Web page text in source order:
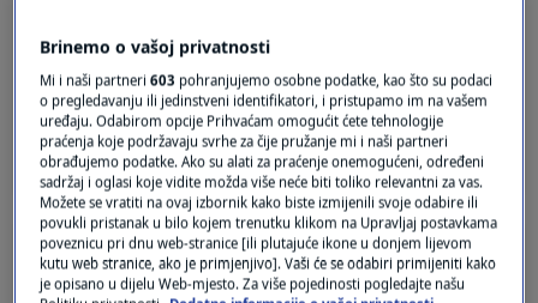
plenkovića i trumpa.
Vjerovatno bi lutali kao muva bez glave. Ma ne
bi znali ni u wc otići.
Odgovor
prije 5 mjeseci
Feferon
Brinemo o vašoj privatnosti
Mi i naši partneri603 pohranjujemo osobne podatke, kao što su podaci
o pregledavanju ili jedinstveni identifikatori, i pristupamo im na vašem
uređaju. Odabirom opcije Prihvaćam omogućit ćete tehnologije
praćenja koje podržavaju svrhe za čije pružanje mi i naši partneri
obrađujemo podatke. Ako su alati za praćenje onemogućeni, određeni
sadržaj i oglasi koje vidite možda više neće biti toliko relevantni za vas.
Možete se vratiti na ovaj izbornik kako biste izmijenili svoje odabire ili
povukli pristanak u bilo kojem trenutku klikom na Upravljaj postavkama
poveznicu pri dnu web-stranice [ili plutajuće ikone u donjem lijevom
kutu web stranice, ako je primjenjivo]. Vaši će se odabiri primijeniti kako
je opisano u dijelu Web-mjesto. Za više pojedinosti pogledajte našu